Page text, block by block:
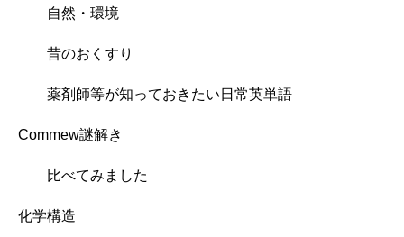
自然・環境
昔のおくすり
薬剤師等が知っておきたい日常英単語
Commew謎解き
比べてみました
化学構造